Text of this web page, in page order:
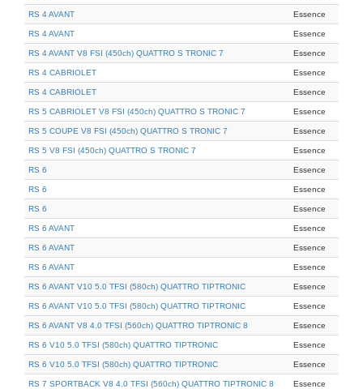
RS 4 AVANT Essence
RS 4 AVANT Essence
RS 4 AVANT V8 FSI (450ch) QUATTRO S TRONIC 7 Essence
RS 4 CABRIOLET Essence
RS 4 CABRIOLET Essence
RS 5 CABRIOLET V8 FSI (450ch) QUATTRO S TRONIC 7 Essence
RS 5 COUPE V8 FSI (450ch) QUATTRO S TRONIC 7 Essence
RS 5 V8 FSI (450ch) QUATTRO S TRONIC 7 Essence
RS 6 Essence
RS 6 Essence
RS 6 Essence
RS 6 AVANT Essence
RS 6 AVANT Essence
RS 6 AVANT Essence
RS 6 AVANT V10 5.0 TFSI (580ch) QUATTRO TIPTRONIC Essence
RS 6 AVANT V10 5.0 TFSI (580ch) QUATTRO TIPTRONIC Essence
RS 6 AVANT V8 4.0 TFSI (560ch) QUATTRO TIPTRONIC 8 Essence
RS 6 V10 5.0 TFSI (580ch) QUATTRO TIPTRONIC Essence
RS 6 V10 5.0 TFSI (580ch) QUATTRO TIPTRONIC Essence
RS 7 SPORTBACK V8 4.0 TFSI (560ch) QUATTRO TIPTRONIC 8 Essence